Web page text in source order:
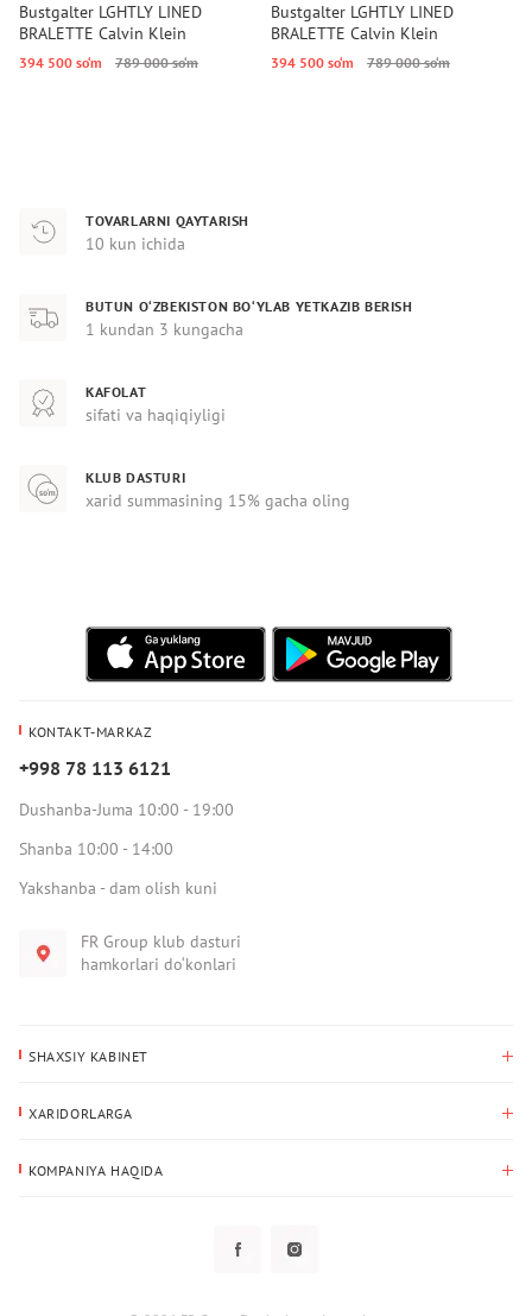
Bustgalter LGHTLY LINED
BRALETTE Calvin Klein
394 500 so‘m 789 000 so‘m
Bustgalter LGHTLY LINED
BRALETTE Calvin Klein
394 500 so‘m 789 000 so‘m
TOVARLARNI QAYTARISH
10 kun ichida
BUTUN O‘ZBEKISTON BO‘YLAB YETKAZIB BERISH
1 kundan 3 kungacha
KAFOLAT
sifati va haqiqiyligi
KLUB DASTURI
xarid summasining 15% gacha oling
KONTAKT-MARKAZ
+998 78 113 6121
Dushanba-Juma 10:00 - 19:00
Shanba 10:00 - 14:00
Yakshanba - dam olish kuni
FR Group klub dasturi
hamkorlari do‘konlari
SHAXSIY KABINET
Yetkazib berish manzili
XARIDORLARGA
KOMPANIYA HAQIDA